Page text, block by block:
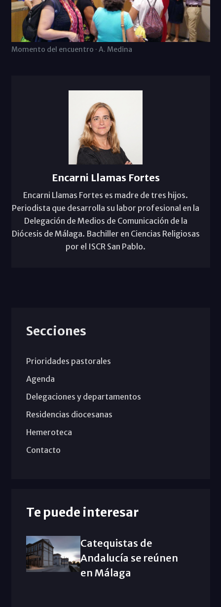
Momento del encuentro · A. Medina
Encarni Llamas Fortes
Encarni Llamas Fortes es madre de tres hijos.
Periodista que desarrolla su labor profesional en la
Delegación de Medios de Comunicación de la
Diócesis de Málaga. Bachiller en Ciencias Religiosas
por el ISCR San Pablo.
Secciones
Prioridades pastorales
Agenda
Delegaciones y departamentos
Residencias diocesanas
Hemeroteca
Contacto
Te puede interesar
Catequistas de
Andalucía se reúnen
en Málaga